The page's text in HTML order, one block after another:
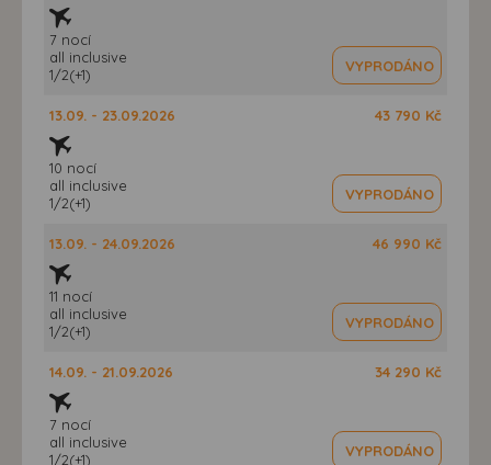
7 nocí
all inclusive
1/2(+1)
VYPRODÁNO
13.09. - 23.09.2026
10 nocí
all inclusive
1/2(+1)
43 790 Kč
VYPRODÁNO
13.09. - 24.09.2026
11 nocí
all inclusive
1/2(+1)
46 990 Kč
VYPRODÁNO
14.09. - 21.09.2026
7 nocí
all inclusive
1/2(+1)
34 290 Kč
VYPRODÁNO